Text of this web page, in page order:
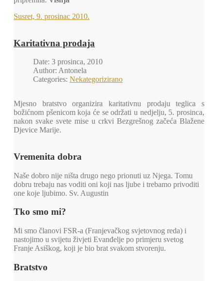
Susret, 9. prosinac 2010.
Karitativna prodaja
Date: 3 prosinca, 2010
Author: Antonela
Categories: Nekategorizirano
Mjesno bratstvo organizira karitativnu prodaju teglica s
božićnom pšenicom koja će se održati u nedjelju, 5. prosinca,
nakon svake svete mise u crkvi Bezgrešnog začeća Blažene
Djevice Marije.
Vremenita dobra
Naše dobro nije ništa drugo nego prionuti uz Njega. Tomu
dobru trebaju nas voditi oni koji nas ljube i trebamo privoditi
one koje ljubimo. Sv. Augustin
Tko smo mi?
Mi smo članovi FSR-a (Franjevačkog svjetovnog reda) i
nastojimo u svijetu živjeti Evanđelje po primjeru svetog
Franje Asiškog, koji je bio brat svakom stvorenju.
Bratstvo